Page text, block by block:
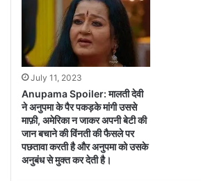
July 11, 2023
Anupama Spoiler: मालती देवी
ने अनुपमा के पैर पकड़के मांगी उससे
माफ़ी, अमेरिका न जाकर अपनी बेटी की
जान बचाने की विंनती की फैसले पर
पछतावा करती है और अनुपमा को उसके
अनुबंध से मुक्त कर देती है।